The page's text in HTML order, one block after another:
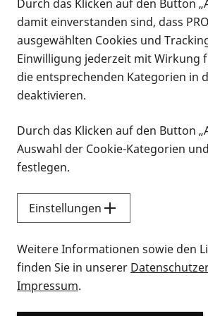
Infomaterial
Infomaterial
Vorlesen
Alle
Sie möchten
Durch das Klicken auf den Button
damit einverstanden sind, dass
ausgewählten Cookies und
Einwilligung jederzeit mit Wirkung
die entsprechenden Kategorien in
deaktivieren.
Durch das Klicken auf den Button
Auswahl der Cookie-Kategorien
festlegen.
Einstellungen
Weitere Informationen sowie den
finden Sie in unserer
Impressum.